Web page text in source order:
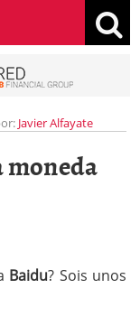
Javier Alfayate
moneda
Baidu? Sois unos